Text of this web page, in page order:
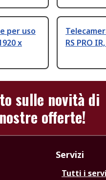
per uso
x
RS PRO
sulle novità di
offerte!
Servizi
Tutti i